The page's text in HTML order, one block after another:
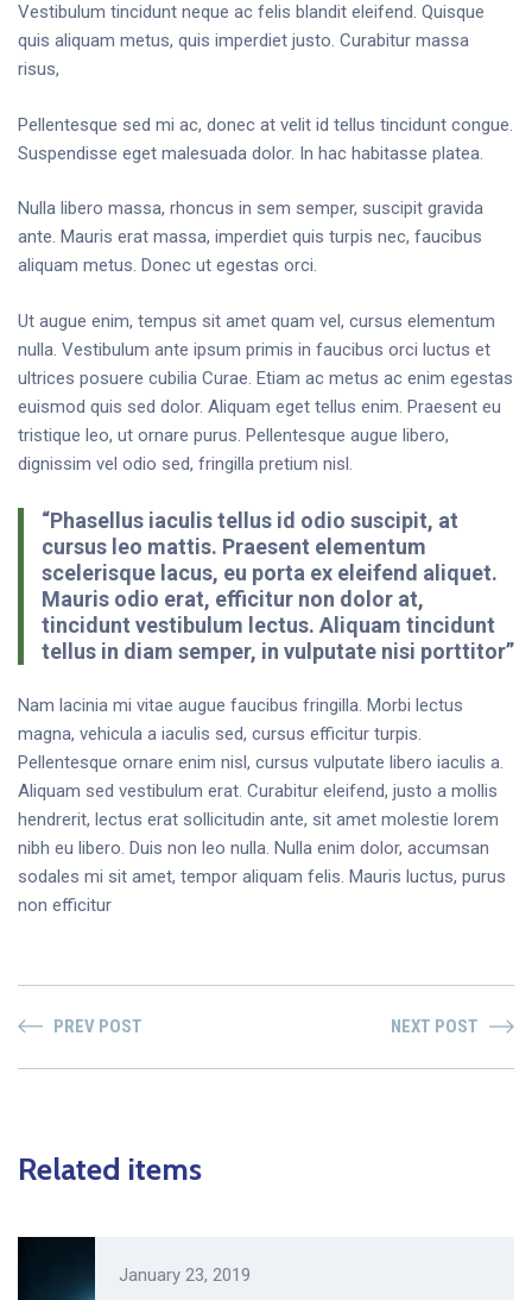
Vestibulum tincidunt neque ac felis blandit eleifend. Quisque
quis aliquam metus, quis imperdiet justo. Curabitur massa
risus,
Pellentesque sed mi ac, donec at velit id tellus tincidunt congue.
Suspendisse eget malesuada dolor. In hac habitasse platea.
Nulla libero massa, rhoncus in sem semper, suscipit gravida
ante. Mauris erat massa, imperdiet quis turpis nec, faucibus
aliquam metus. Donec ut egestas orci.
Ut augue enim, tempus sit amet quam vel, cursus elementum
nulla. Vestibulum ante ipsum primis in faucibus orci luctus et
ultrices posuere cubilia Curae. Etiam ac metus ac enim egestas
euismod quis sed dolor. Aliquam eget tellus enim. Praesent eu
tristique leo, ut ornare purus. Pellentesque augue libero,
dignissim vel odio sed, fringilla pretium nisl.
“Phasellus iaculis tellus id odio suscipit, at
cursus leo mattis. Praesent elementum
scelerisque lacus, eu porta ex eleifend aliquet.
Mauris odio erat, efficitur non dolor at,
tincidunt vestibulum lectus. Aliquam tincidunt
tellus in diam semper, in vulputate nisi porttitor”
Nam lacinia mi vitae augue faucibus fringilla. Morbi lectus
magna, vehicula a iaculis sed, cursus efficitur turpis.
Pellentesque ornare enim nisl, cursus vulputate libero iaculis a.
Aliquam sed vestibulum erat. Curabitur eleifend, justo a mollis
hendrerit, lectus erat sollicitudin ante, sit amet molestie lorem
nibh eu libero. Duis non leo nulla. Nulla enim dolor, accumsan
sodales mi sit amet, tempor aliquam felis. Mauris luctus, purus
non efficitur
PREV POST NEXT POST
Related items
January 23, 2019